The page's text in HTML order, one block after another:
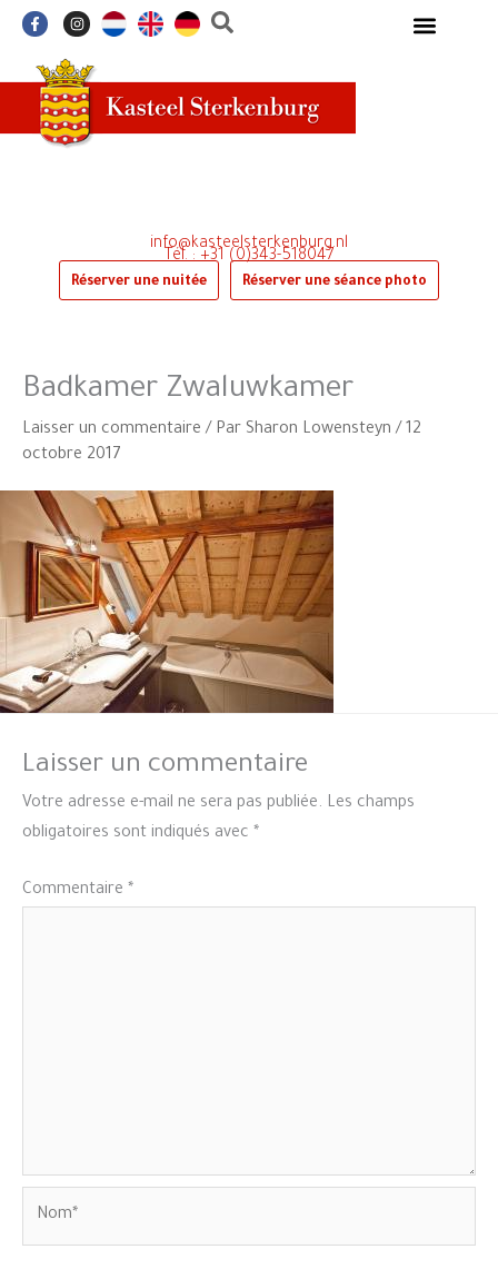
Aller
contenu
F
a
b
o
o
k
-
I
n
a
g
r
a
m
Réserver une nuitée Réserver une séance photo
Tél. : +31 (0)343-518047
info@kasteelsterkenburg.nl
Badkamer Zwaluwkamer
Laisser un commentaire / Par Sharon Lowensteyn / 12
octobre 2017
Laisser un commentaire
Votre adresse e-mail ne sera pas publiée. Les champs
obligatoires sont indiqués avec *
Commentaire *